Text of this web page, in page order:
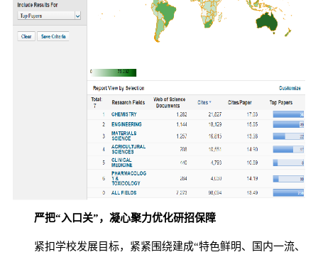
严把“入口关”，凝心聚力优化研招保障
紧扣学校发展目标，紧紧围绕建成“特色鲜明、国内一流、